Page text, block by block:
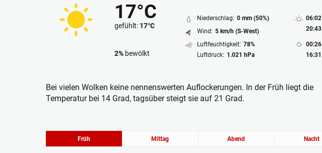
17°C
gefühlt: 17°C
2% bewölkt
Niederschlag: 0 mm (50%)
Wind: 5 km/h (S-West)
Luftfeuchtigkeit: 78%
Luftdruck: 1.021 hPa
06:02
20:43
00:26
16:31
Bei vielen Wolken keine nennenswerten Auflockerungen. In der Früh liegt die
Temperatur bei 14 Grad, tagsüber steigt sie auf 21 Grad.
Früh Mittag Abend Nacht